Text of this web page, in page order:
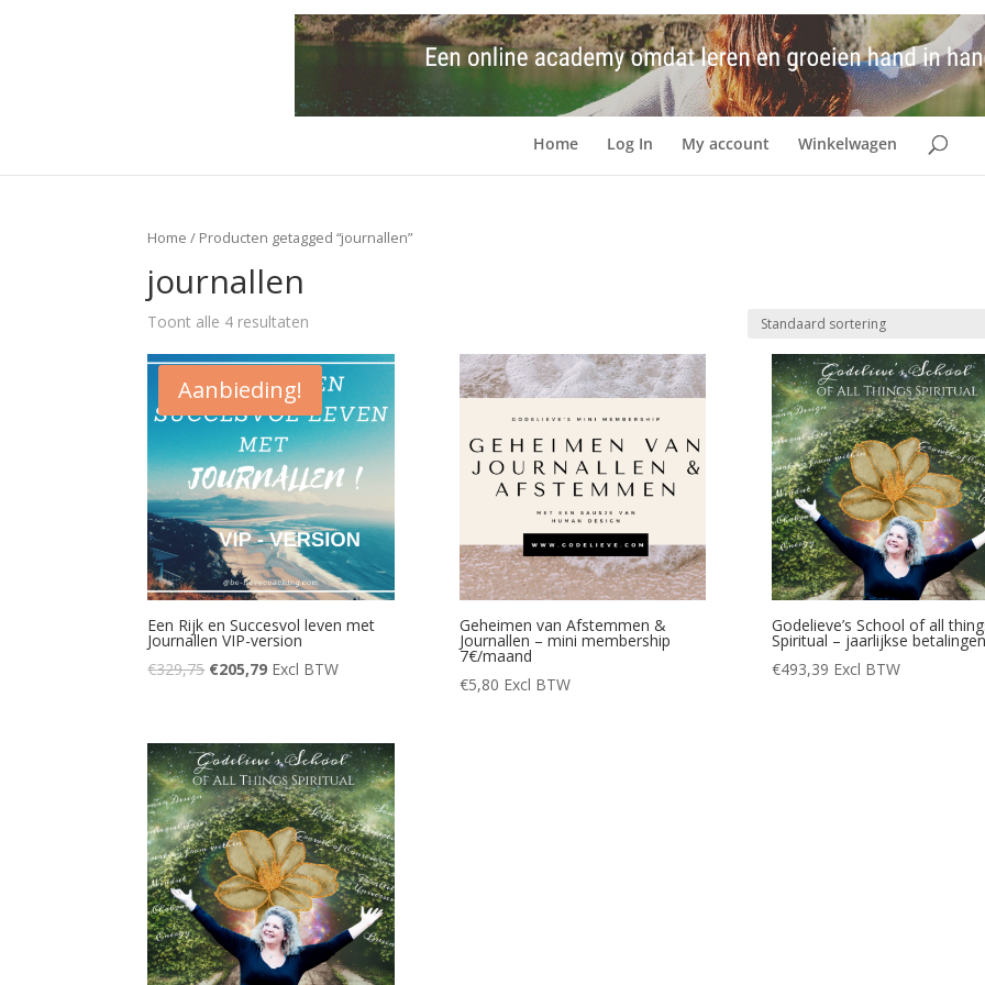
Home Log In My account Winkelwagen
Home / Producten getagged “journallen”
journallen
Toont alle 4 resultaten
Aanbieding!
Een Rijk en Succesvol leven met
Journallen VIP-version
€329,75 €205,79 Excl BTW
Geheimen van Afstemmen &
Journallen – mini membership
7€/maand
€5,80 Excl BTW
Godelieve’s School of all
Spiritual – jaarlijkse betalingen
€493,39 Excl BTW